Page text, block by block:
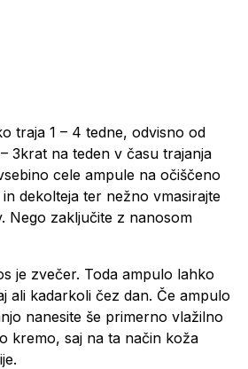
traja 1 – 4 tedne, odvisno od
3krat na teden v času trajanja
cele ampule na očiščeno
dekolteja ter nežno vmasirajte
Nego zaključite z nanosom
je zvečer. Toda ampulo lahko
ali kadarkoli čez dan. Če ampulo
nanesite še primerno vlažilno
kremo, saj na ta način koža